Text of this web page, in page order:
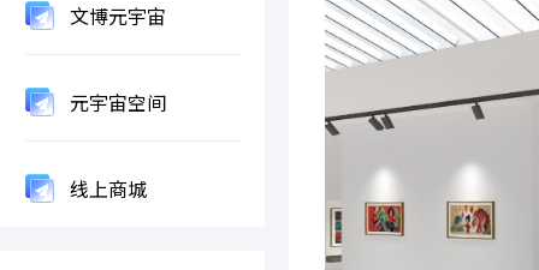
文博元宇宙
元宇宙空间
线上商城